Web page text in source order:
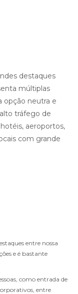
destaques
múltiplas
opção neutra e
tráfego de
aeroportos,
com grande
entre nossa
e é bastante
como entrada de
entre